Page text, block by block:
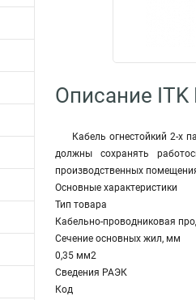
Описание ITK
Кабель огнестойкий 2-х
должны сохранять
производственных
Основные характеристики
Тип товара
Кабельно-проводниковая
Сечение основных жил, мм
0,35 мм2
Сведения РАЭК
Код